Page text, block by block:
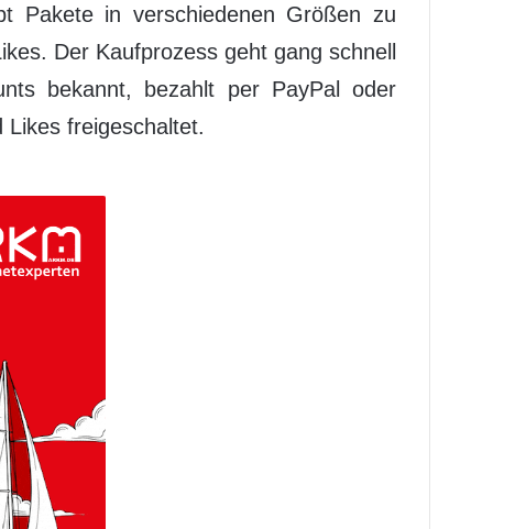
Pakete in verschiedenen Größen zu
Der Kaufprozess geht gang schnell
bekannt, bezahlt per PayPal oder
Likes freigeschaltet.